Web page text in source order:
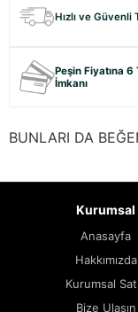
Hızlı ve Güvenli
Peşin Fiyatına 6
İmkanı
BUNLARI DA
Kurumsal
Anasayfa
Hakkımızda
Kurumsal
Bize Ulaşın